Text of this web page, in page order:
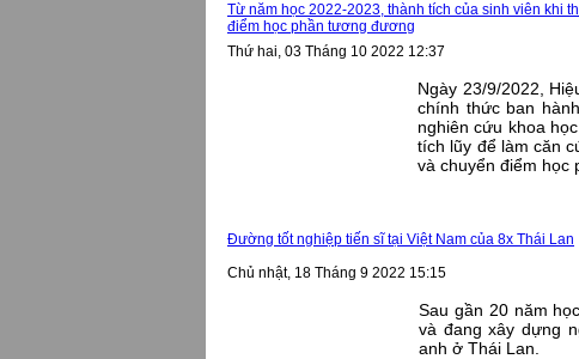
Từ năm học 2022-2023, thành tích của sinh viên khi
điểm học phần tương đương
Thứ hai, 03 Tháng 10 2022 12:37
Ngày 23/9/2022,
chính thức ban
nghiên cứu khoa
tích lũy để làm căn
và chuyển điểm học
Đường tốt nghiệp tiến sĩ tại Việt Nam của 8x Thái Lan
Chủ nhật, 18 Tháng 9 2022 15:15
Sau gần 20 năm
và đang xây dựng
anh ở Thái Lan.